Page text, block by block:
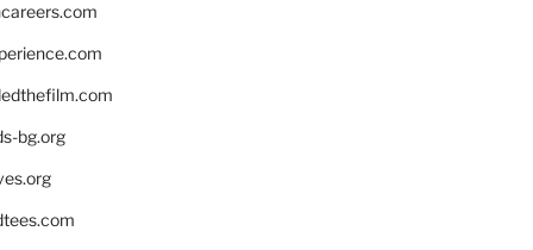
bg.org